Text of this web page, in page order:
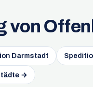
von
Darmstadt
→